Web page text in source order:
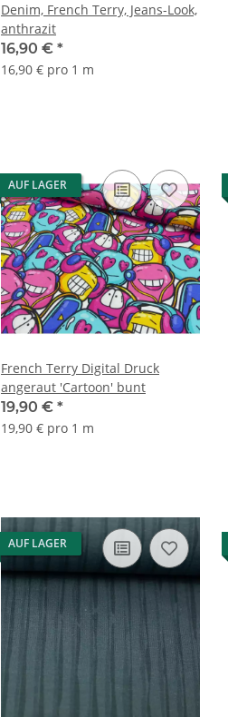
Denim, French Terry, Jeans-Look,
anthrazit
16,90 € *
16,90 € pro 1 m
AUF LAGER
French Terry Digital Druck
angeraut 'Cartoon' bunt
19,90 € *
19,90 € pro 1 m
AUF LAGER